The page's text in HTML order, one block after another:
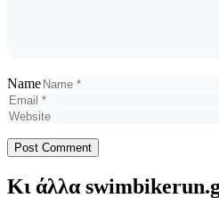
Name
Κι άλλα